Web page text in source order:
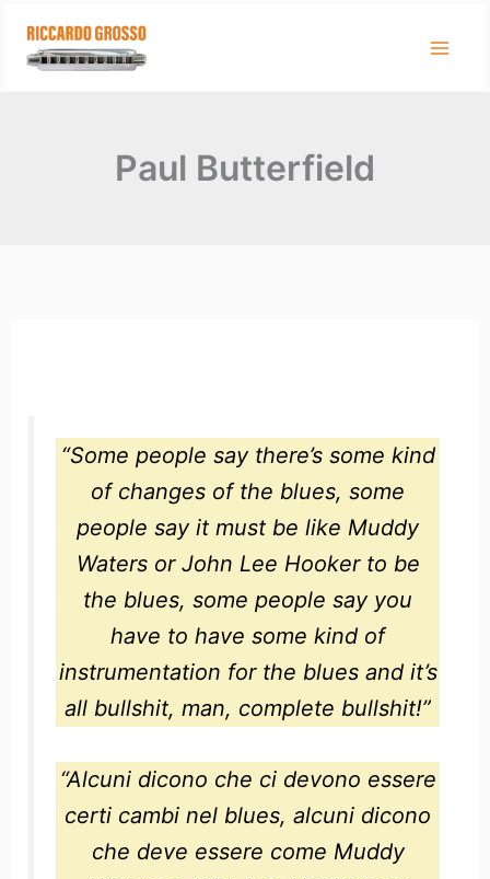
contenuto
Paul Butterfield
“Some people say there’s some kind
of changes of the blues, some
people say it must be like Muddy
Waters or John Lee Hooker to be
the blues, some people say you
have to have some kind of
instrumentation for the blues and it’s
all bullshit, man, complete bullshit!”
“Alcuni dicono che ci devono essere
certi cambi nel blues, alcuni dicono
che deve essere come Muddy